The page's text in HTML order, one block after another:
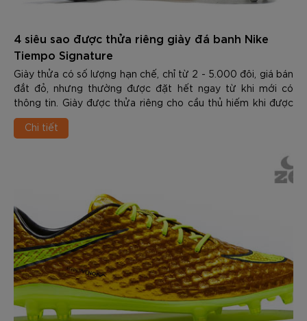
4 siêu sao được thửa riêng giày đá banh Nike
Tiempo Signature
Giày thửa có số lượng hạn chế, chỉ từ 2 - 5.000 đôi, giá bán
đắt đỏ, nhưng thường được đặt hết ngay từ khi mới có
thông tin. Giày được thửa riêng cho cầu thủ hiếm khi được
ra mắt. Ngay cả với những dò...
Chi tiết